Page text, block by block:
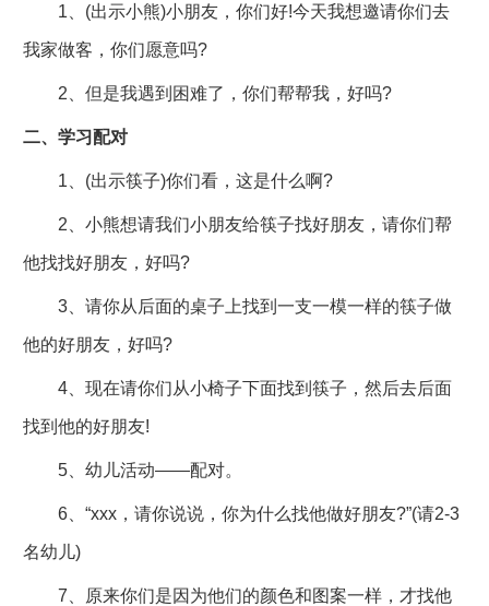
1、(出示小熊)小朋友，你们好!今天我想邀请你们去
我家做客，你们愿意吗?
2、但是我遇到困难了，你们帮帮我，好吗?
二、学习配对
1、(出示筷子)你们看，这是什么啊?
2、小熊想请我们小朋友给筷子找好朋友，请你们帮
他找找好朋友，好吗?
3、请你从后面的桌子上找到一支一模一样的筷子做
他的好朋友，好吗?
4、现在请你们从小椅子下面找到筷子，然后去后面
找到他的好朋友!
5、幼儿活动――配对。
6、“xxx，请你说说，你为什么找他做好朋友?”(请2-3
名幼儿)
7、原来你们是因为他们的颜色和图案一样，才找他